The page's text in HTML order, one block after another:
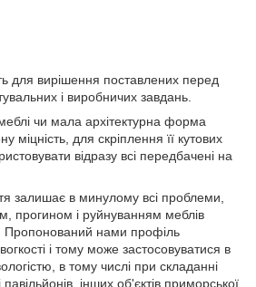
для вирішення поставлених перед
і виробничих завдань.
чи мала архітектурна форма
міцність, для скріплення її кутових
відразу всі передбачені на
залишає в минулому всі проблеми,
прогином і руйнуванням меблів
Пропонований нами профіль
і тому може застосовуватися в
в тому числі при складанні
інших об'єктів приморської